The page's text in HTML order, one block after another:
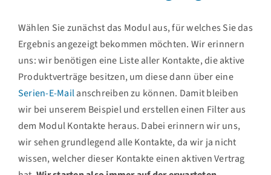
Wählen Sie zunächst das Modul aus, für welches Sie das
Ergebnis angezeigt bekommen möchten. Wir erinnern
uns: wir benötigen eine Liste aller Kontakte, die aktive
Produktverträge besitzen, um diese dann über eine
Serien-E-Mailanschreiben zu können. Damit bleiben
wir bei unserem Beispiel und erstellen einen Filter aus
dem Modul Kontakte heraus. Dabei erinnern wir uns,
wir sehen grundlegend alle Kontakte, da wir ja nicht
wissen, welcher dieser Kontakte einen aktiven Vertrag